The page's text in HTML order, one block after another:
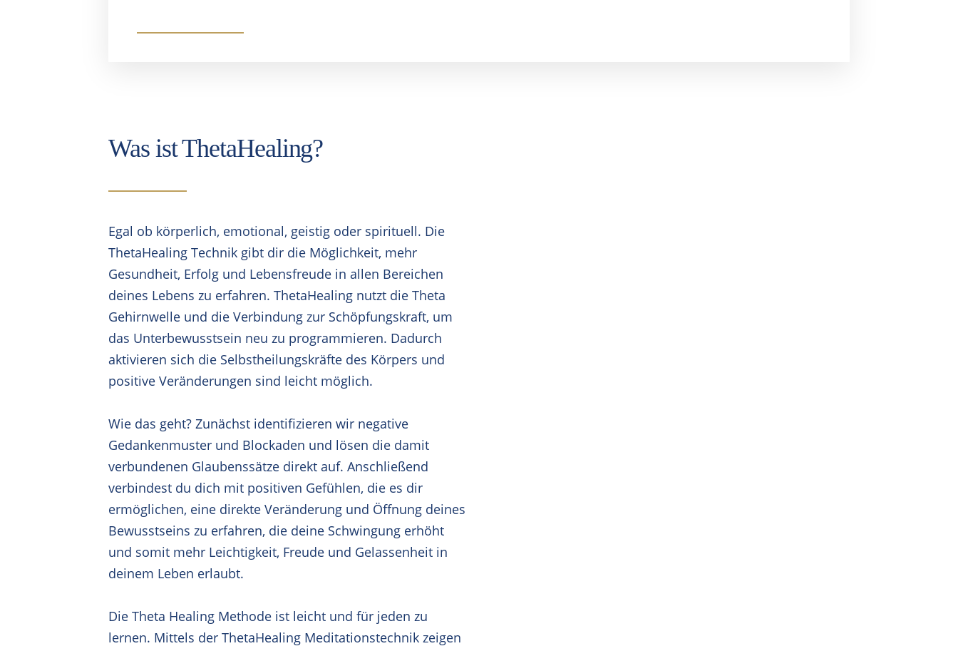
Was ist ThetaHealing?
Egal ob körperlich, emotional, geistig oder spirituell. Die
ThetaHealing Technik gibt dir die Möglichkeit, mehr
Gesundheit, Erfolg und Lebensfreude in allen Bereichen
deines Lebens zu erfahren. ThetaHealing nutzt die Theta
Gehirnwelle und die Verbindung zur Schöpfungskraft, um
das Unterbewusstsein neu zu programmieren. Dadurch
aktivieren sich die Selbstheilungskräfte des Körpers und
positive Veränderungen sind leicht möglich.
Wie das geht? Zunächst identifizieren wir negative
Gedankenmuster und Blockaden und lösen die damit
verbundenen Glaubenssätze direkt auf. Anschließend
verbindest du dich mit positiven Gefühlen, die es dir
ermöglichen, eine direkte Veränderung und Öffnung deines
Bewusstseins zu erfahren, die deine Schwingung erhöht
und somit mehr Leichtigkeit, Freude und Gelassenheit in
deinem Leben erlaubt.
Die Theta Healing Methode ist leicht und für jeden zu
lernen. Mittels der ThetaHealing Meditationstechnik zeigen